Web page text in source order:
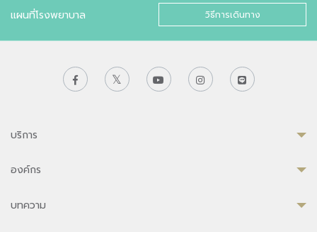
แผนที่โรงพยาบาล วิธีการเดินทาง
บริการ
องค์กร
บทความ